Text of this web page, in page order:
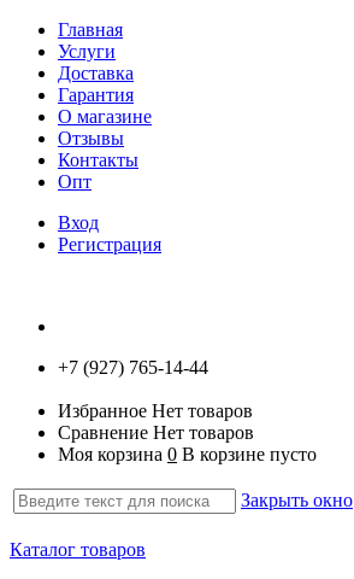
Главная
Услуги
Доставка
Гарантия
О магазине
Отзывы
Контакты
Опт
Вход
Регистрация
+7 (927) 765-14-44
Избранное Нет товаров
Сравнение Нет товаров
Моя корзина 0 В корзине пусто
Закрыть окно
Каталог товаров